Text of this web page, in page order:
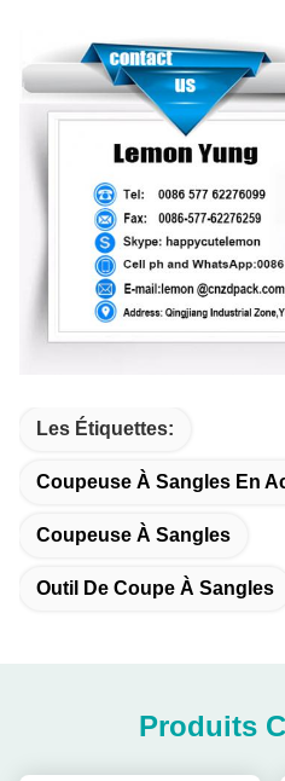
Les Étiquettes:
Coupeuse À Sangles En
Coupeuse À Sangles
Outil De Coupe À Sangles
Produits